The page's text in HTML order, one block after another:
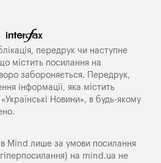
передрук чи наступне
мiстить посилання на
забороняється. Передрук,
інформації, яка містить
Новини», в будь-якому
Mind лише за умови посилання
на mind.ua не